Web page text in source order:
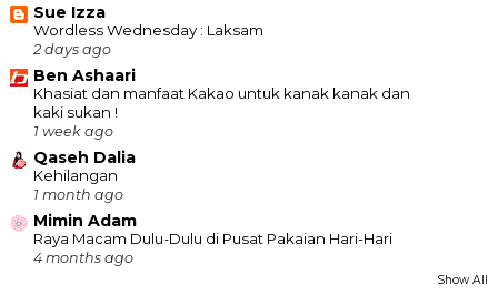
Sue Izza
Wordless Wednesday : Laksam
2 days ago
Ben Ashaari
Khasiat dan manfaat Kakao untuk kanak kanak dan
kaki sukan !
1 week ago
Qaseh Dalia
Kehilangan
1 month ago
Mimin Adam
Raya Macam Dulu-Dulu di Pusat Pakaian Hari-Hari
4 months ago
Show All